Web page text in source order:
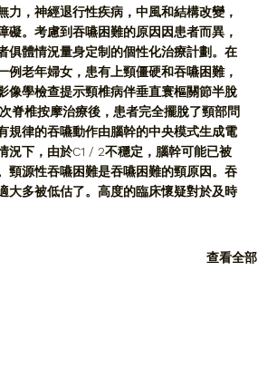
力，神經退行性疾​​病，中風和結構改變，
礙。考慮到吞嚥困難的原因因患者而異，
俱體情況量身定制的個性化治療計劃。在
例老年婦女，患有上頸僵硬和吞嚥困難，
像學檢查提示頸椎病伴垂直寰樞關節半脫
脊椎按摩治療後，患者完全擺脫了頸部問
規律的吞嚥動作由腦幹的中央模式生成電
況下，由於C1 / 2不穩定，腦幹可能已被
頸源性吞嚥困難是吞嚥困難的頸原因。吞
大多被低估了。高度的臨床懷疑對於及時
查看全部